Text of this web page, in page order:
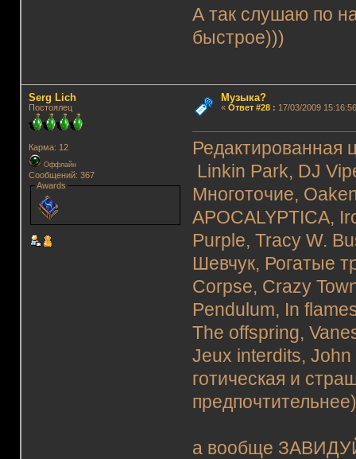
А так слушаю по
быстрое)))
Serg Lich
Постоялец
Карма: 12
Оффлайн
Сообщений: 367
Awards
Музыка?
« Ответ #28: 17/03/2009
Редактированная
Linkin Park, DJ
Многоточие,
APOCALYPTICA,
Purple, Tracy W.
Шевчук, Рогатые
Corpse, Crazy
Pendulum, In
The offspring,
Jeux interdits,
готическая и
а вообще